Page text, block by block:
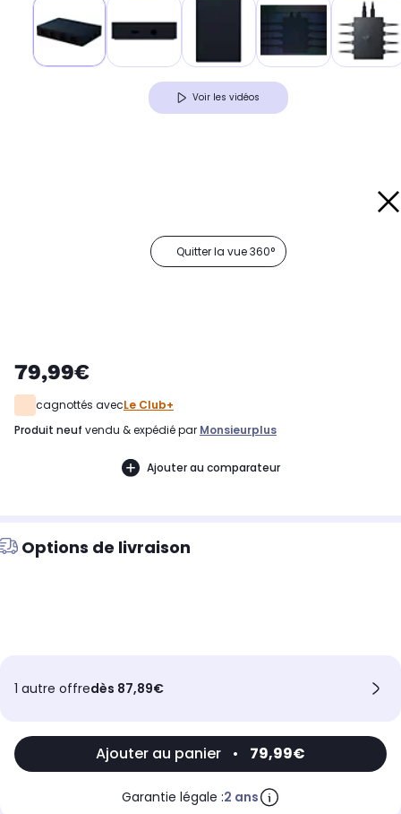
Voir les vidéos
Quitter la vue 360°
79,99€
cagnottés avecLe Club+
produit neuf vendu & expédié par Monsieurplus
Ajouter au comparateur
Options de livraison
1 autre offredès 87,89€
Ajouter au panier • 79,99€
Garantie légale :2 ans